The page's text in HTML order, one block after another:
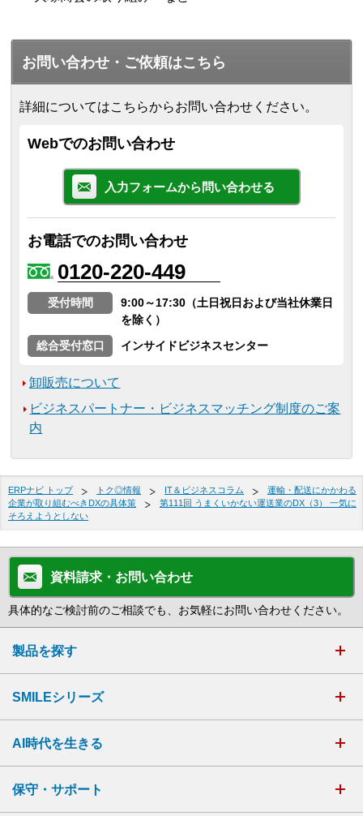
お問い合わせ・ご依頼はこちら
詳細についてはこちらからお問い合わせください。
Webでのお問い合わせ
入力フォームから問い合わせる
お電話でのお問い合わせ
0120-220-449
受付時間
9:00～17:30（土日祝日および当社休業日
を除く）
総合受付窓口
インサイドビジネスセンター
卸販売について
ビジネスパートナー・ビジネスマッチング制度のご案
内
ERPナビ トップ トク◎情報 IT＆ビジネスコラム
運輸・配送にかかわる
企業が取り組むべきDXの具体策
第111回 うまくいかない運送業のDX（3） 一気に
そろえようとしない
資料請求・お問い合わせ
具体的なご検討前のご相談でも、お気軽にお問い合わせください。
製品を探す
SMILEシリーズ
AI時代を生きる
保守・サポート